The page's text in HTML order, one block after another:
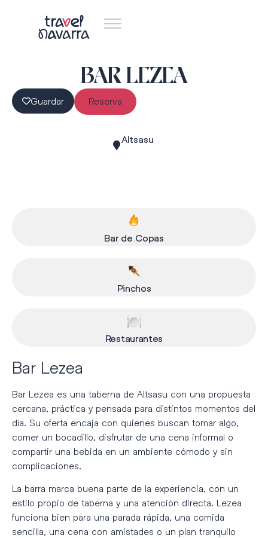
BAR LEZEA
Guardar Reserva
Altsasu
Bar de Copas
Pinchos
Restaurantes
Bar Lezea
Bar Lezea es una taberna de Altsasu con una propuesta
cercana, práctica y pensada para distintos momentos del
día. Su oferta encaja con quienes buscan tomar algo,
comer un bocadillo, disfrutar de una cena informal o
compartir una bebida en un ambiente cómodo y sin
complicaciones.
La barra marca buena parte de la experiencia, con un
estilo propio de taberna y una atención directa. Lezea
funciona bien para una parada rápida, una comida
sencilla, una cena con amistades o un plan tranquilo